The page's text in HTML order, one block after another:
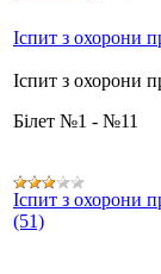
Іспит з охорони
Іспит з охорони
Білет №1 - №11
Іспит з охорони
(51)